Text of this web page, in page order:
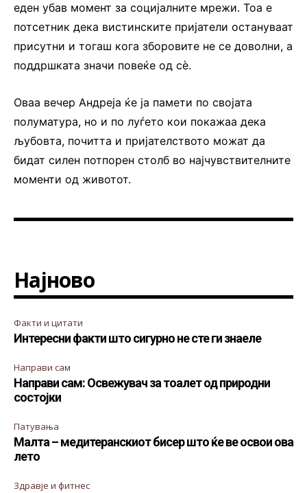
еден убав момент за социјалните мрежи. Тоа е
потсетник дека вистинските пријатели остануваат
присутни и тогаш кога зборовите не се доволни, а
поддршката значи повеќе од сè.
Оваа вечер Андреја ќе ја памети по својата
полуматура, но и по луѓето кои покажаа дека
љубовта, почитта и пријателството можат да
бидат силен потпорен столб во најчувствителните
моменти од животот.
Најново
Факти и цитати
Интересни факти што сигурно не сте ги знаеле
Направи сам
Направи сам: Освежувач за тоалет од природни
состојки
Патувања
Малта – медитеранскиот бисер што ќе ве освои ова
лето
Здравје и фитнес